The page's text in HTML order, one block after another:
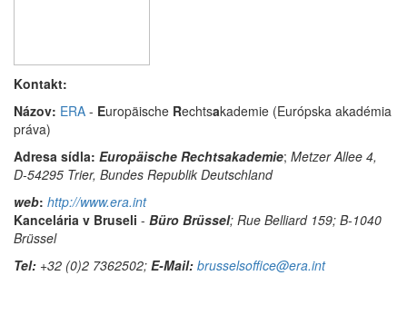
Kontakt:
Názov: ERA - Europäische Rechtsakademie (Európska akadémia
práva)
Adresa sídla: Europäische Rechtsakademie; Metzer Allee 4,
D-54295 Trier, Bundes Republik Deutschland
web: http://www.era.int
Kancelária v Bruseli - Büro Brüssel; Rue Belliard 159; B-1040
Brüssel
Tel: +32 (0)2 7362502; E-Mail: brusselsoffice@era.int